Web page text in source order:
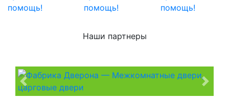
Наши партнеры
Previous Next